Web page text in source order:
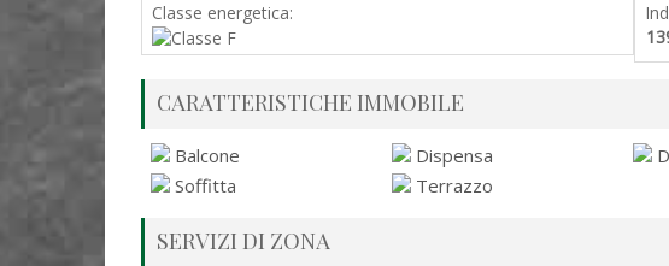
Classe energetica:
CARATTERISTICHE IMMOBILE
Balcone Dispensa
Soffitta
Terrazzo
SERVIZI DI ZONA